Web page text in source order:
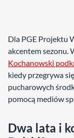
Dla PGE Projektu
akcentem sezonu.
Kochanowski
kiedy przegrywa
pucharowych
pomocą mediów
Dwa lata i